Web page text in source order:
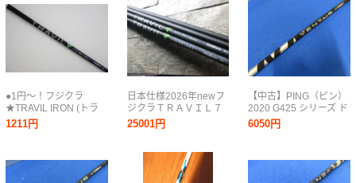
●1円〜！フジクラ
★TRAVIL IRON (トラ
ヴィルアイアン) 85
S ユーティリティ用
1211円
日本仕様2026年newフ
ジクラＴＲＡＶＩＬ７
５硬さS/6本セット未使
25001円
【中古】PING（ピン）
2020 G425 シリーズ ド
ライバー用シャフト単
体※スリーブ・グリッ
6050円